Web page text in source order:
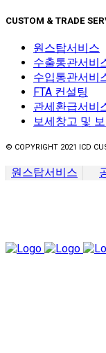
CUSTOM & TRADE
원스탑서비스
수출통관서비
수입통관서비
FTA 컨설팅
관세환급서비
보세창고 및
© COPYRIGHT 2021 ICD
원스탑서비스